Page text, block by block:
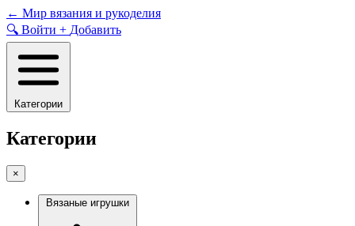
Skip
to
content
← Мир вязания и рукоделия
🔍 Войти + Добавить
Категории
Категории
×
Вязаные игрушки